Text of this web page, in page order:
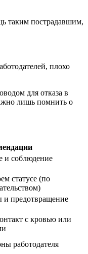
таким пострадавшим,
плохо
для отказа в
лишь помнить о
и соблюдение
статусе (по
и предотвращение
с кровью или
работодателя